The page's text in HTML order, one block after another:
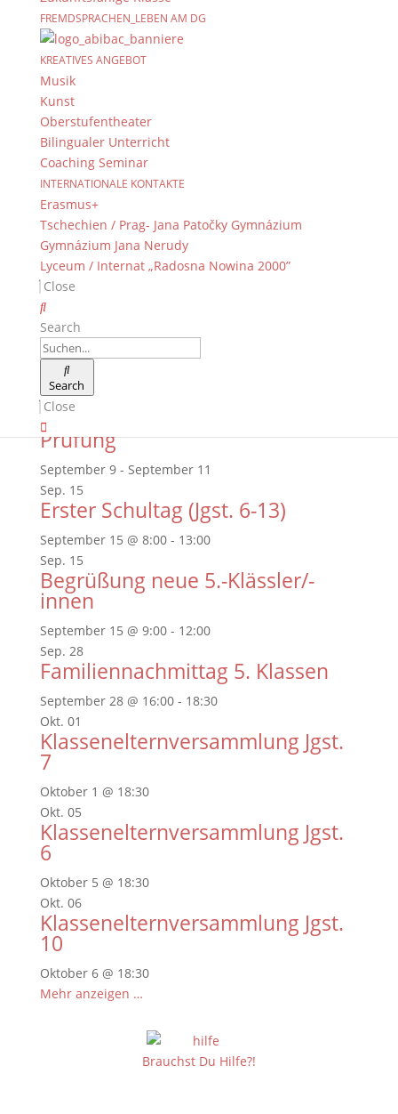
FREMDSPRACHEN_LEBEN AM DG
KREATIVES ANGEBOT
Musik
Kunst
Oberstufentheater
Bilingualer Unterricht
Coaching Seminar
INTERNATIONALE KONTAKTE
Erasmus+
Tschechien / Prag- Jana Patočky Gymnázium
Gymnázium Jana Nerudy
Lyceum / Internat „Radosna Nowina 2000”
Close
Search
Search
Close
Juli 22, 2026
Am Freitag, den 10. Juli, besuchte unsere Klasse
gemeinsam mit unserer Mathematiklehrerin, Frau
Ochentel, das Amt für Ländliche Entwicklung
(ALE). Nach unserer Ankunft wurden wir freundlich
von dem ALE-Ausbildungsleiter Gerald Riedel
begrüßt. Zunächst erhielten wir...
Für weitere News dürfen wir Sie auf unser
Newsarchiv verweisen.
Termine
Mo.10
Sommerferien
August 3
Sep.09
Nachprüfung und Besondere
Prüfung
September 9- September 11
Sep. 15
Erster Schultag (Jgst. 6-13)
September 15 @ 8:00- 13:00
Sep. 15
Begrüßung neue 5.-Klässler/-
innen
September 15 @ 9:00- 12:00
Sep. 28
Familiennachmittag 5. Klassen
September 28 @ 16:00- 18:30
Okt. 01
Klassenelternversammlung Jgst.
7
Oktober 1 @ 18:30
Okt. 05
Klassenelternversammlung Jgst.
6
Oktober 5 @ 18:30
Okt. 06
Klassenelternversammlung Jgst.
10
Oktober 6 @ 18:30
Mehr anzeigen …
Brauchst Du Hilfe?!